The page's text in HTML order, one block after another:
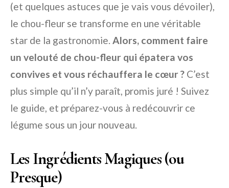
(et quelques astuces que je vais vous dévoiler),
le chou-fleur se transforme en une véritable
star de la gastronomie. Alors, comment faire
un velouté de chou-fleur qui épatera vos
convives et vous réchauffera le cœur ? C’est
plus simple qu’il n’y paraît, promis juré ! Suivez
le guide, et préparez-vous à redécouvrir ce
légume sous un jour nouveau.
Les Ingrédients Magiques (ou
Presque)